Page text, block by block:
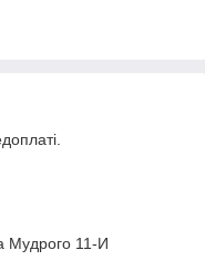
Мудрого 11-И